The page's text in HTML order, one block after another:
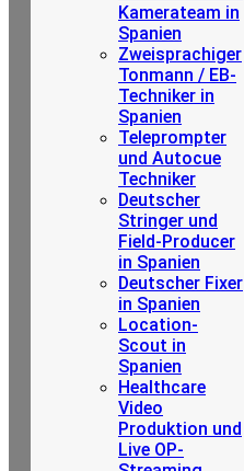
Kamerateam in
Spanien
Zweisprachiger
Tonmann / EB-
Techniker in
Spanien
Teleprompter
und Autocue
Techniker
Deutscher
Stringer und
Field-Producer
in Spanien
Deutscher Fixer
in Spanien
Location-
Scout in
Spanien
Healthcare
Video
Produktion und
Live OP-